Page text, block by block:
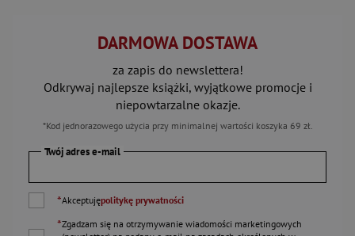
DARMOWA DOSTAWA
za zapis do newslettera!
Odkrywaj najlepsze książki, wyjątkowe promocje i
niepowtarzalne okazje.
*Kod jednorazowego użycia przy minimalnej wartości koszyka 69 zł.
Twój adres e-mail
*Akceptujępolitykę prywatności
*Zgadzam się na otrzymywanie wiadomości marketingowych